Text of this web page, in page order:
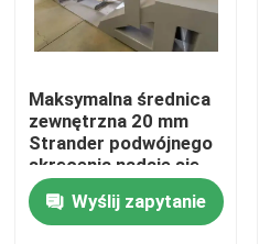
Do domu
Maksymalna średnica
zewnętrzna 20 mm
Strander podwójnego
skręcenia nadaje się
do skręcania drutu
1250 rolki i produkcji
kabli przemysłowych
Wyślij zapytanie